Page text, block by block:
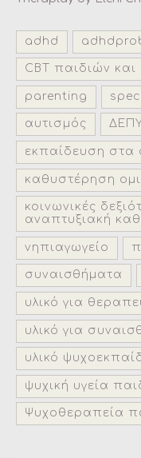
adhd
CBT παιδιών
parenting
αυτισμός
εκπαίδευση στα
καθυστέρηση
κοινωνικές
αναπτυξιακή
νηπιαγωγείο
συναισθήματα
υλικό για
υλικό για
υλικό
ψυχική υγεία
Ψυχοθεραπεία